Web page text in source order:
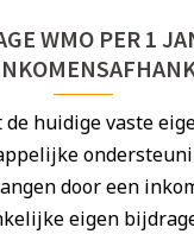
WMO PER 1
huidige vaste
door een
eigen